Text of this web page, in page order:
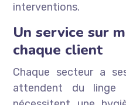
interventions.
Un service sur
chaque client
Chaque secteur a
attendent du linge